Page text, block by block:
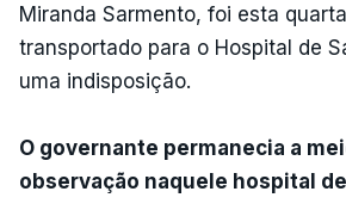
Miranda Sarmento, foi esta
transportado para o Hospital de
uma indisposição.
O governante permanecia a
observação naquele hospital